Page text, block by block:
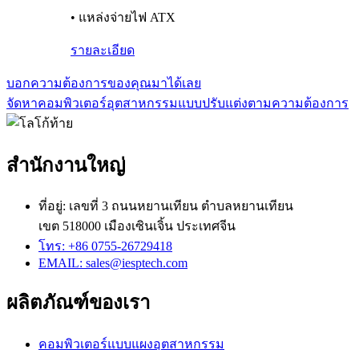
• แหล่งจ่ายไฟ ATX
รายละเอียด
บอกความต้องการของคุณมาได้เลย
จัดหาคอมพิวเตอร์อุตสาหกรรมแบบปรับแต่งตามความต้องการ
สำนักงานใหญ่
ที่อยู่: เลขที่ 3 ถนนหยานเทียน ตำบลหยานเทียน
เขต 518000 เมืองเซินเจิ้น ประเทศจีน
โทร: +86 0755-26729418
EMAIL: sales@iesptech.com
ผลิตภัณฑ์ของเรา
คอมพิวเตอร์แบบแผงอุตสาหกรรม